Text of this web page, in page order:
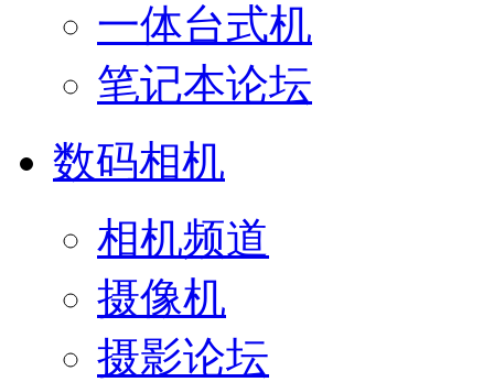
一体台式机
笔记本论坛
数码相机
相机频道
摄像机
摄影论坛